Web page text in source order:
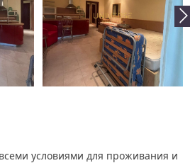
условиями для проживания и